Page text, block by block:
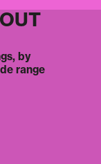
by
range